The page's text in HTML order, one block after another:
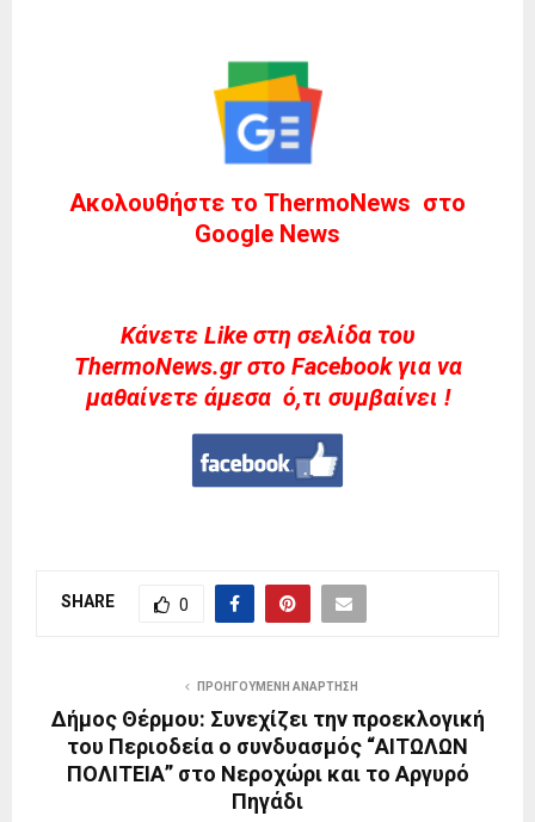
Ακολουθήστε το ThermoNews στο
Google News
Kάνετε Like στη σελίδα του
ThermoNews.gr στο Facebook για να
μαθαίνετε άμεσα ό,τι συμβαίνει !
SHARE 0
ΠΡΟΗΓΟΎΜΕΝΗ ΑΝΆΡΤΗΣΗ
Δήμος Θέρμου: Συνεχίζει την προεκλογική
του Περιοδεία ο συνδυασμός “ΑΙΤΩΛΩΝ
ΠΟΛΙΤΕΙΑ” στο Νεροχώρι και το Αργυρό
Πηγάδι